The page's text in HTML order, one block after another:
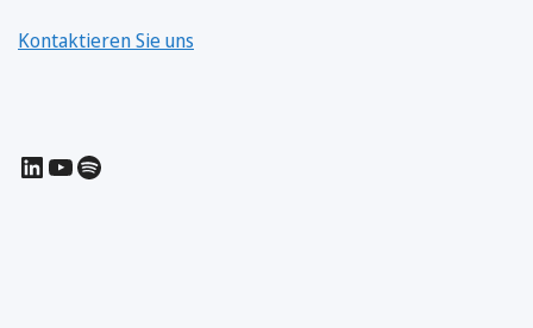
Kontaktieren Sie uns
LinkedIn
YouTube
Spotify